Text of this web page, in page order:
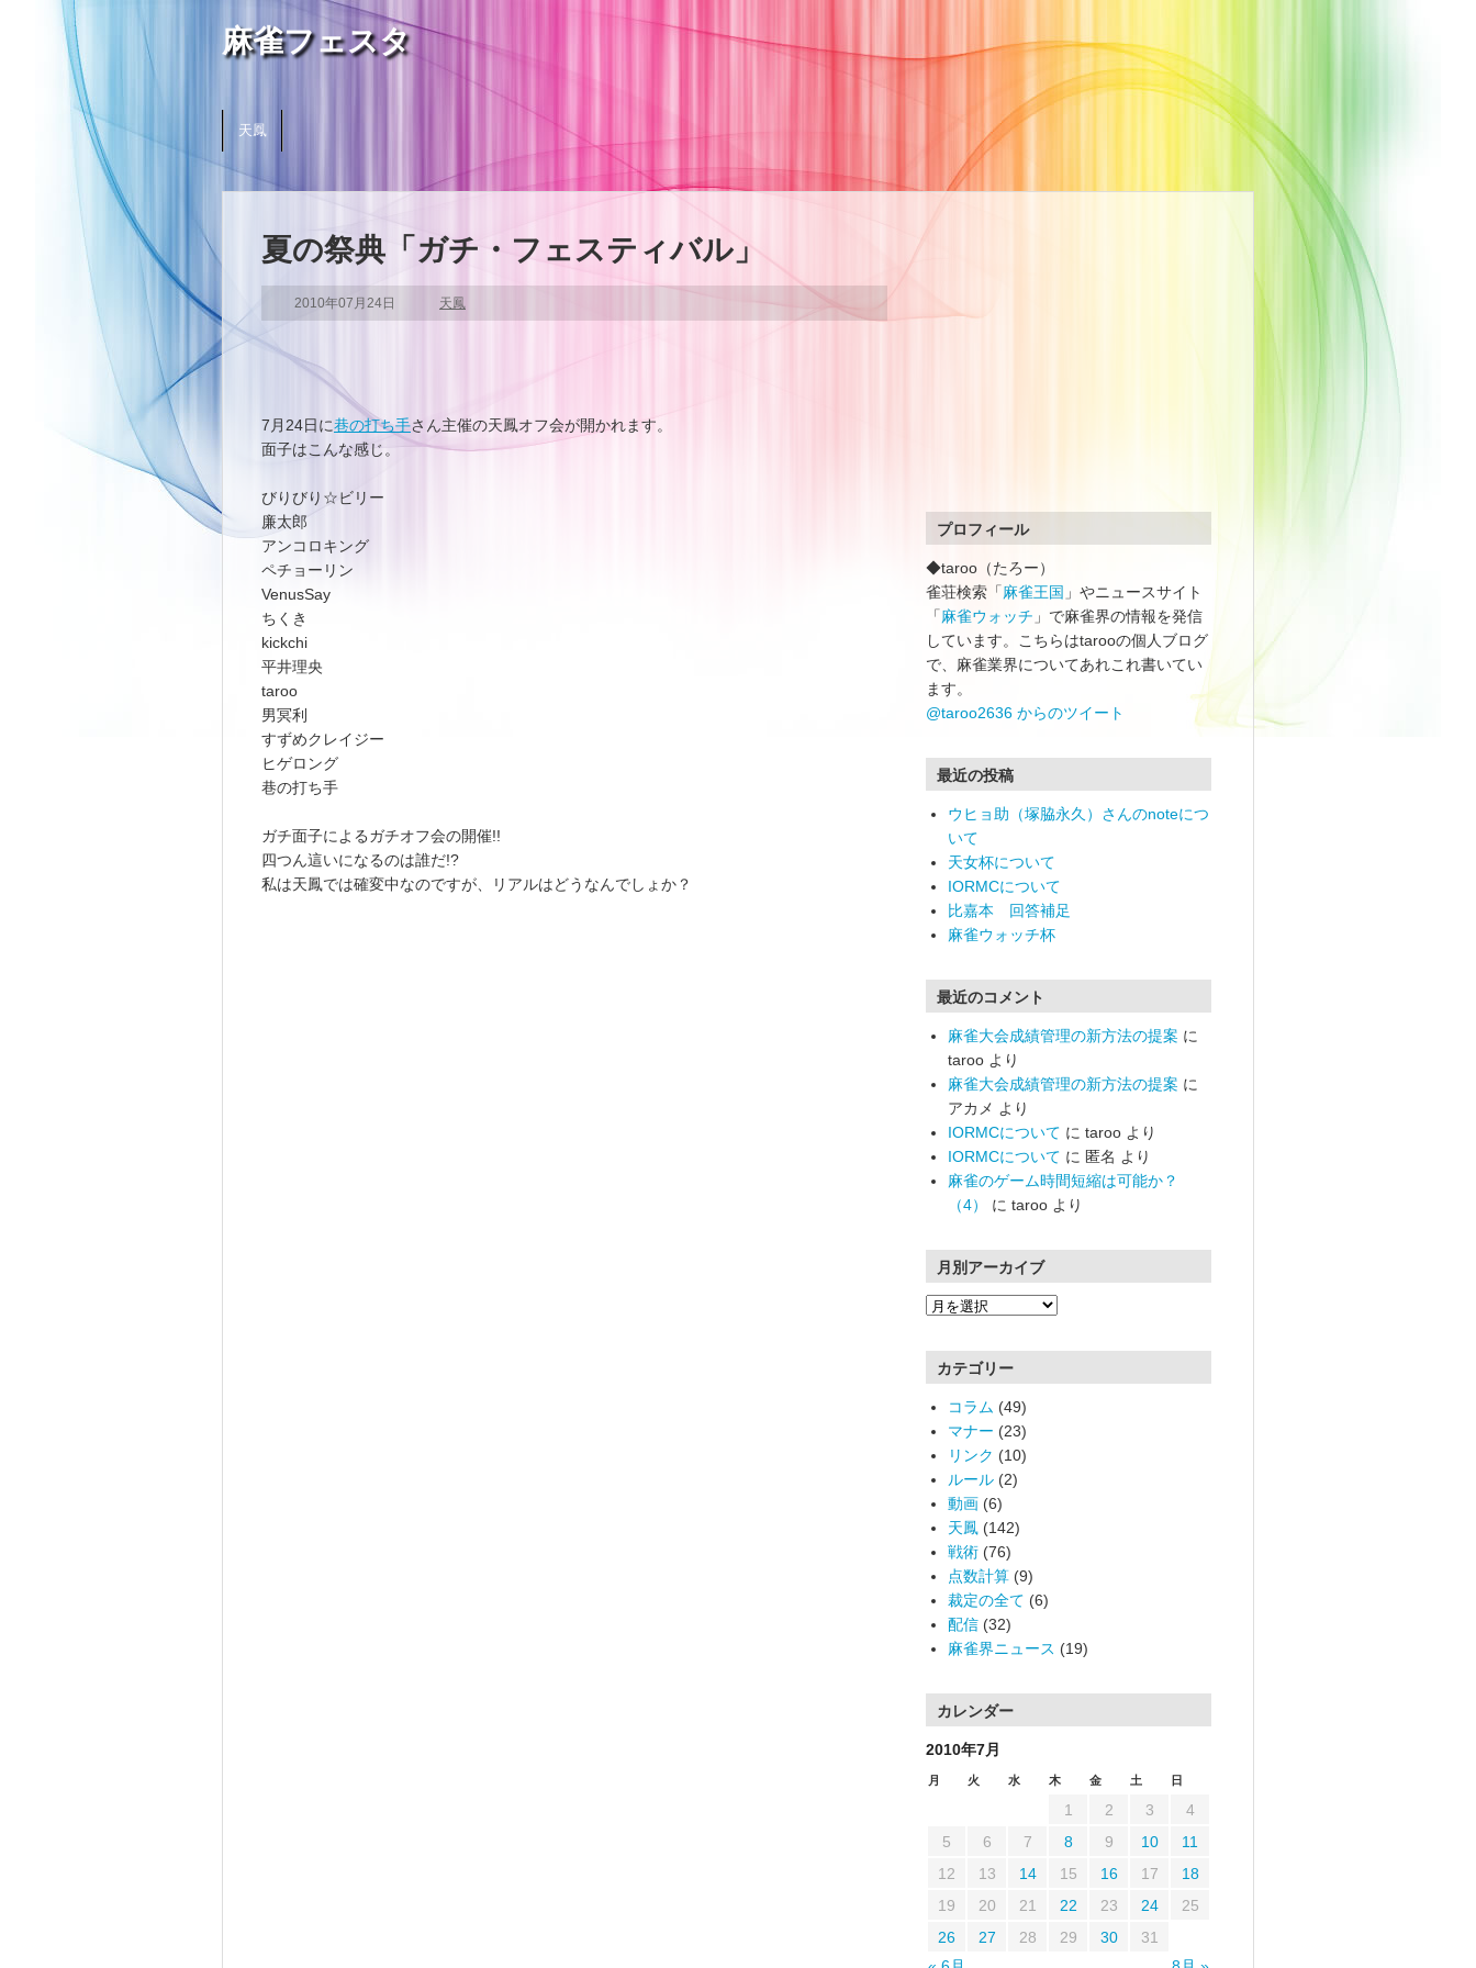
麻雀フェスタ
天鳳
夏の祭典「ガチ・フェスティバル」
2010年07月24日 天鳳
7月24日に巷の打ち手さん主催の天鳳オフ会が開かれます。
面子はこんな感じ。
びりびり☆ビリー
廉太郎
アンコロキング
ペチョーリン
VenusSay
ちくき
kickchi
平井理央
taroo
男冥利
すずめクレイジー
ヒゲロング
巷の打ち手
ガチ面子によるガチオフ会の開催!!
四つん這いになるのは誰だ!?
私は天鳳では確変中なのですが、リアルはどうなんでしょか？
プロフィール
◆taroo（たろー）
雀荘検索「麻雀王国 」やニュースサイト
「麻雀ウォッチ 」で麻雀界の情報を発信
しています。こちらはtarooの個人ブログ
で、麻雀業界についてあれこれ書いてい
ます。
@taroo2636 からのツイート
最近の投稿
ウヒョ助（塚脇永久）さんのnoteにつ
いて
天女杯について
IORMCについて
比嘉本 回答補足
麻雀ウォッチ杯
最近のコメント
麻雀大会成績管理の新方法の提案 に
taroo より
麻雀大会成績管理の新方法の提案 に
アカメ より
IORMCについて に taroo より
IORMCについて に 匿名 より
麻雀のゲーム時間短縮は可能か？
（4）
に taroo より
月別アーカイブ
カテゴリー
コラム (49)
マナー (23)
リンク (10)
ルール (2)
動画 (6)
天鳳 (142)
戦術 (76)
点数計算 (9)
裁定の全て (6)
配信 (32)
麻雀界ニュース (19)
カレンダー
2010年7月
月 火 水 木 金 土 日
1 2 3
4
5
6 7 8 9 10
11
12
13 14 15 16 17
18
19
20 21 22 23 24
25
26
27 28 29 30 31